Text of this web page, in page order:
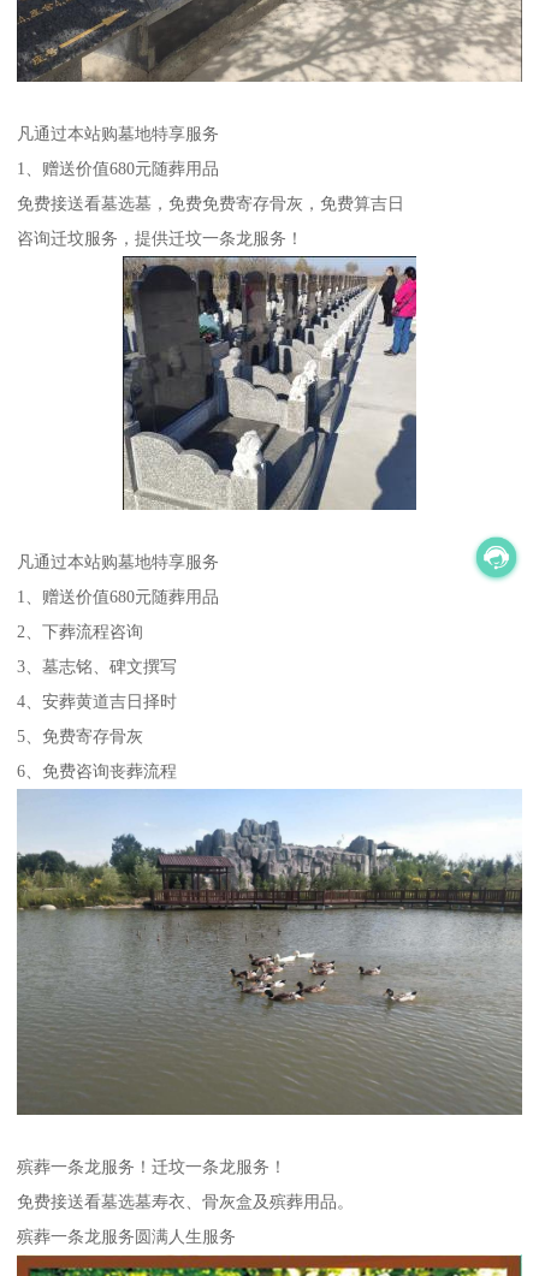
凡通过本站购墓地特享服务
1、赠送价值680元随葬用品
免费接送看墓选墓，免费免费寄存骨灰，免费算吉日
咨询迁坟服务，提供迁坟一条龙服务！
凡通过本站购墓地特享服务
1、赠送价值680元随葬用品
2、下葬流程咨询
3、墓志铭、碑文撰写
4、安葬黄道吉日择时
5、免费寄存骨灰
6、免费咨询丧葬流程
殡葬一条龙服务！迁坟一条龙服务！
免费接送看墓选墓寿衣、骨灰盒及殡葬用品。
殡葬一条龙服务圆满人生服务